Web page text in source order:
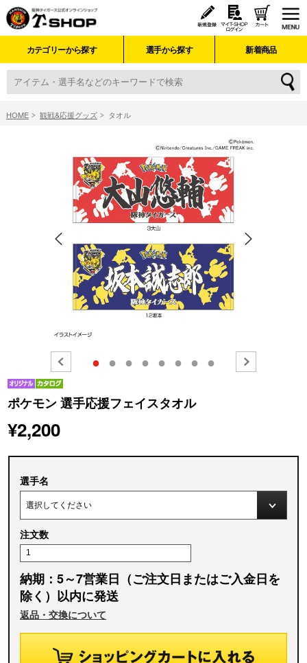
カテゴリーから探す 選手から探す 新着商品
HOME 観戦&応援グッズ タオル
● ● ● ● ● ● ● ●
ポケモン 選手応援フェイスタオル
¥2,200
選手名
注文数
納期：5～7営業日（ご注文日またはご入金日を
除く）以内に発送
返品・交換について